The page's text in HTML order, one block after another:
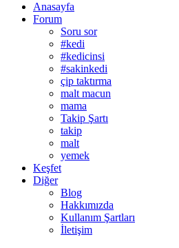
Anasayfa
Forum
Soru sor
#kedi
#kedicinsi
#sakinkedi
çip taktırma
malt macun
mama
Takip Şartı
takip
malt
yemek
Keşfet
Diğer
Blog
Hakkımızda
Kullanım Şartları
İletişim